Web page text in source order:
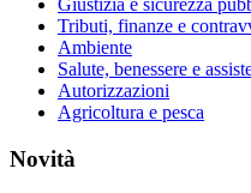
Giustizia e sicurezza
Tributi, finanze e
Ambiente
Salute, benessere e
Autorizzazioni
Agricoltura e pesca
Novità